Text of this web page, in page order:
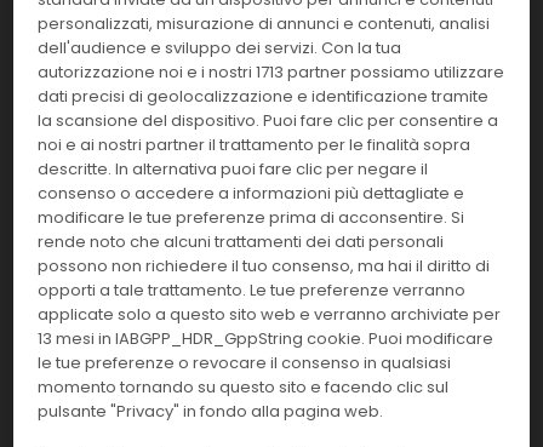
8x80 ml.
Linea:
CH
Effettua il LOGIN per acquistare.
OSR6287 Colesterolo HDL L
Confezione:
8x68 ml.
Linea:
CH
Effettua il LOGINper acquistare.
OSR6159C3
Confezione:
8x18 ml
Linea:
CH
personalizzati, misurazione di annunci e contenuti, analisi
dell'audience e sviluppo dei servizi. Con la tua
autorizzazione noi e i nostri 1713 partner possiamo utilizzare
dati precisi di geolocalizzazione e identificazione tramite
la scansione del dispositivo. Puoi fare clic per consentire a
noi e ai nostri partner il trattamento per le finalità sopra
descritte. In alternativa puoi fare clic per negare il
consenso o accedere a informazioni più dettagliate e
modificare le tue preferenze prima di acconsentire. Si
rende noto che alcuni trattamenti dei dati personali
possono non richiedere il tuo consenso, ma hai il diritto di
opporti a tale trattamento. Le tue preferenze verranno
applicate solo a questo sito web e verranno archiviate per
13 mesi in IABGPP_HDR_GppString cookie. Puoi modificare
le tue preferenze o revocare il consenso in qualsiasi
momento tornando su questo sito e facendo clic sul
pulsante "Privacy" in fondo alla pagina web.